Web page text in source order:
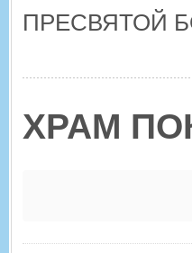
ПРЕСВЯТОЙ
ХРАМ